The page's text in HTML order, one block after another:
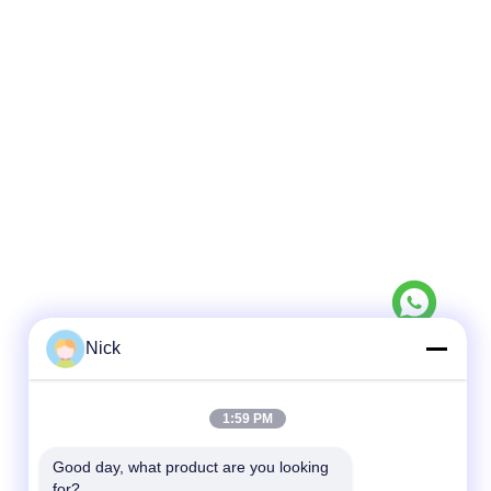
전화
Nick
1:59 PM
Good day, what product are you looking